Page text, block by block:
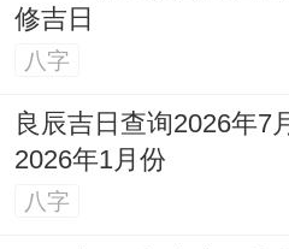
修吉日
八字
良辰吉日查询2026年7
2026年1月份
八字